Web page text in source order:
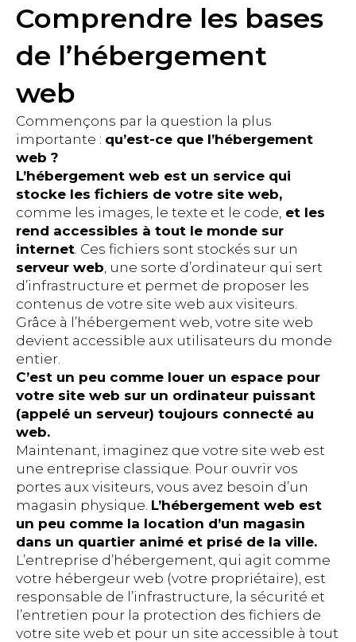
Comprendre les bases
de l’hébergement
web
Commençons par la question la plus
importante : qu’est-ce que l’hébergement
web ?
L’hébergement web est un service qui
stocke les fichiers de votre site web,
comme les images, le texte et le code, et les
rend accessibles à tout le monde sur
internet . Ces fichiers sont stockés sur un
serveur web , une sorte d’ordinateur qui sert
d’infrastructure et permet de proposer les
contenus de votre site web aux visiteurs.
Grâce à l’hébergement web, votre site web
devient accessible aux utilisateurs du monde
entier.
C’est un peu comme louer un espace pour
votre site web sur un ordinateur puissant
(appelé un serveur) toujours connecté au
web.
Maintenant, imaginez que votre site web est
une entreprise classique. Pour ouvrir vos
portes aux visiteurs, vous avez besoin d’un
magasin physique. L’hébergement web est
un peu comme la location d’un magasin
dans un quartier animé et prisé de la ville.
L’entreprise d’hébergement, qui agit comme
votre hébergeur web (votre propriétaire), est
responsable de l’infrastructure, la sécurité et
l’entretien pour la protection des fichiers de
votre site web et pour un site accessible à tout